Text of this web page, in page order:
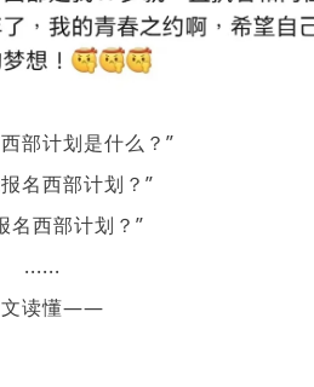
部计划是什么？”
名西部计划？”
名西部计划？”
......
读懂——